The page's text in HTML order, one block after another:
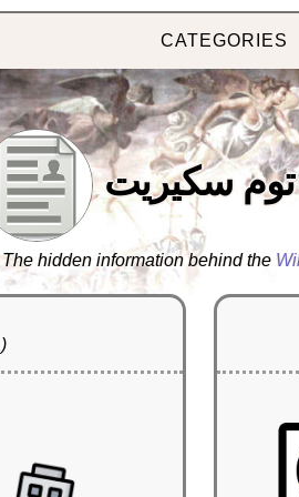
CATEGORIES
توم سكيريت
The hidden information behind the
)